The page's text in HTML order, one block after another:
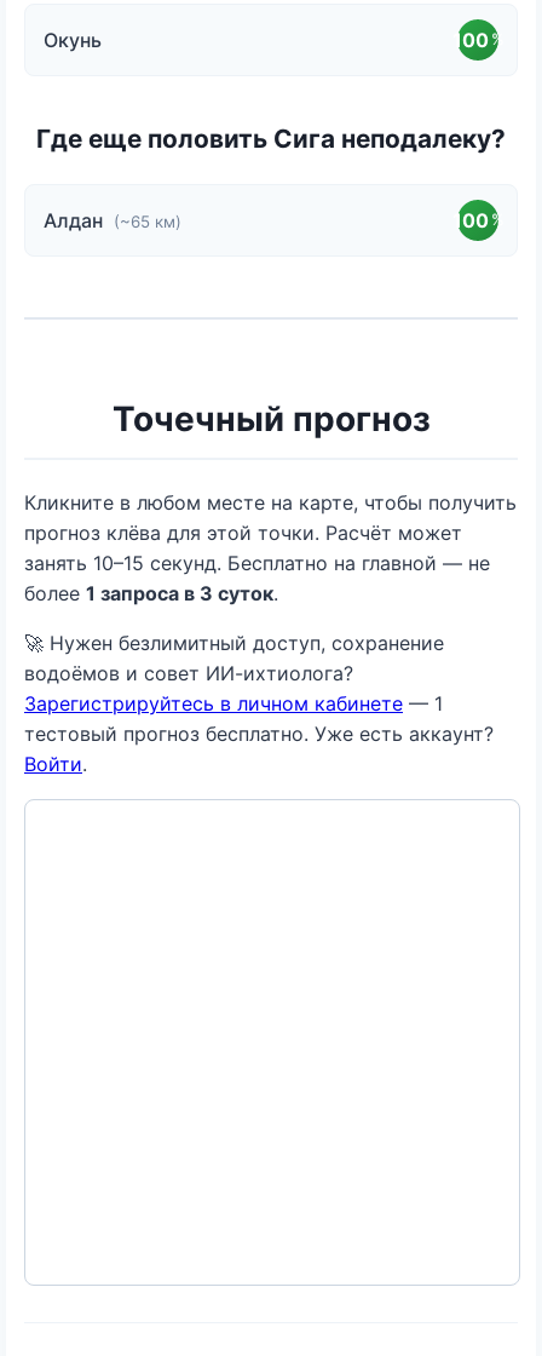
Окунь 100 %
Где еще половить Сига неподалеку?
Алдан (~65 км) 100 %
Точечный прогноз
Кликните в любом месте на карте, чтобы получить
прогноз клёва для этой точки. Расчёт может
занять 10–15 секунд. Бесплатно на главной — не
более 1 запроса в 3 суток.
🚀 Нужен безлимитный доступ, сохранение
водоёмов и совет ИИ-ихтиолога?
Зарегистрируйтесь в личном кабинете — 1
тестовый прогноз бесплатно. Уже есть аккаунт?
Войти.